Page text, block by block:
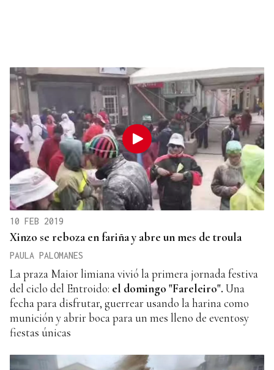
10 FEB 2019
Xinzo se reboza en fariña y abre un mes de troula
PAULA PALOMANES
La praza Maior limiana vivió la primera jornada festiva
del ciclo del Entroido: el domingo "Fareleiro". Una
fecha para disfrutar, guerrear usando la harina como
munición y abrir boca para un mes lleno de eventosy
fiestas únicas